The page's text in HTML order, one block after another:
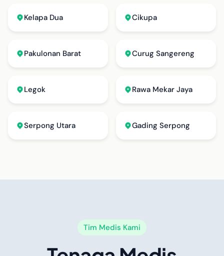
Kelapa Dua Cikupa
Pakulonan Barat Curug Sangereng
Legok Rawa Mekar Jaya
Serpong Utara Gading Serpong
Tim Medis Kami